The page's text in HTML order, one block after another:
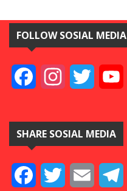
FOLLOW SOSIAL MEDIA
FacebookInstagramTwitter
SHARE SOSIAL MEDIA
FacebookTwitter Email